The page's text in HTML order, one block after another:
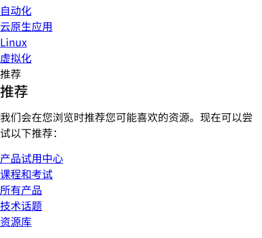
自动化
云原生应用
Linux
虚拟化
推荐
推荐
我们会在您浏览时推荐您可能喜欢的资源。现在可以尝
试以下推荐：
产品试用中心
课程和考试
所有产品
技术话题
资源库